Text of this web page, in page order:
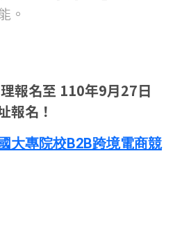
。
報名至 110年9月27日
報名！
大專院校B2B跨境電商競